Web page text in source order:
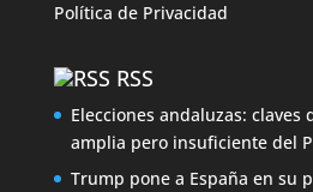
Política de Privacidad
RSS
Elecciones andaluzas: claves
amplia pero insuficiente del
Trump pone a España en su